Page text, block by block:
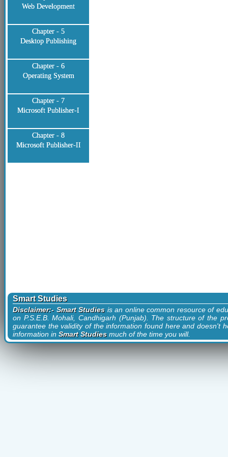
Web Development
Chapter - 5
Desktop Publishing
Chapter - 6
Operating System
Chapter - 7
Microsoft Publisher-I
Chapter - 8
Microsoft Publisher-II
Smart Studies
Disclaimer:- Smart Studiesis an online common resource of
on P.S.E.B. Mohali, Candhigarh (Punjab). The structure of the
guarantee the validity of the information found here and doesn't
information in Smart Studiesmuch of the time you will.